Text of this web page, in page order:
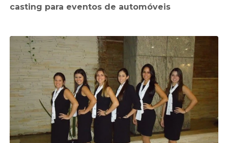
casting para eventos de automóveis